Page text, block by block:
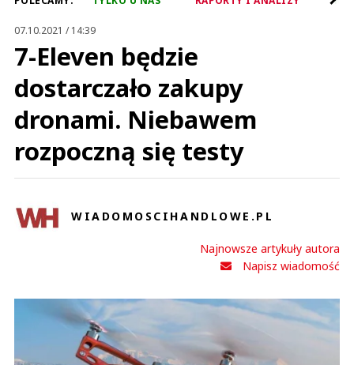
07.10.2021 / 14:39
7-Eleven będzie
dostarczało zakupy
dronami. Niebawem
rozpoczną się testy
WIADOMOSCIHANDLOWE.PL
Najnowsze artykuły autora
Napisz wiadomość